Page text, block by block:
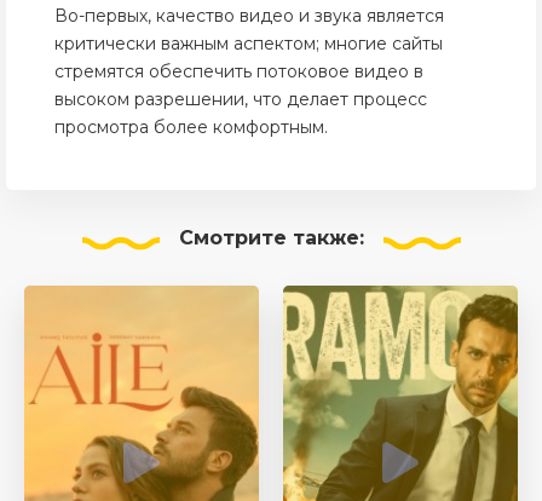
Во-первых, качество видео и звука является
критически важным аспектом; многие сайты
стремятся обеспечить потоковое видео в
высоком разрешении, что делает процесс
просмотра более комфортным.
Смотрите также: